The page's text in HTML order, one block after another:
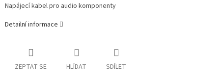
Napájecí kabel pro audio komponenty
Detailní informace
ZEPTAT SE HLÍDAT SDÍLET